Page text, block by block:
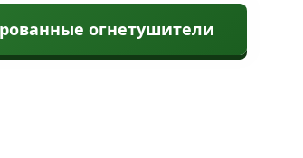
огнетушители